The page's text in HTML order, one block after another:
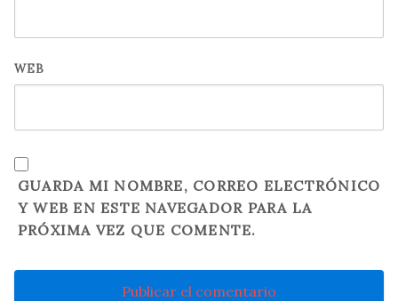
WEB
GUARDA MI NOMBRE, CORREO ELECTRÓNICO
Y WEB EN ESTE NAVEGADOR PARA LA
PRÓXIMA VEZ QUE COMENTE.